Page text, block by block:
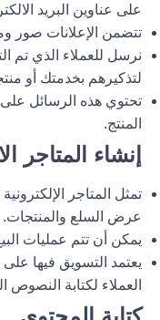
على عناوين البريد
تتضمن الإعلانات صور
نرسل للعملاء الذي تم
لتذكيرهم بخدمتك أو
تحتوي هذه الرسائل
المنتج.
إنشاء المتاجر
تمثل المتاجر
عرض السلع والمنتجات.
يمكن أن تتم عمليات
العملاء لكتابة النصوص